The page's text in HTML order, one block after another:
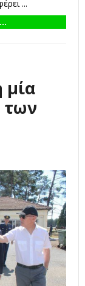
...
μία
των